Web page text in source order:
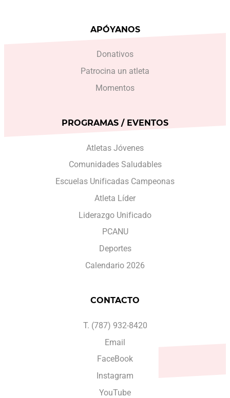
APÓYANOS
Donativos
Patrocina un atleta
Momentos
PROGRAMAS / EVENTOS
Atletas Jóvenes
Comunidades Saludables
Escuelas Unificadas Campeonas
Atleta Líder
Liderazgo Unificado
PCANU
Deportes
Calendario 2026
CONTACTO
T. (787) 932-8420
Email
FaceBook
Instagram
YouTube